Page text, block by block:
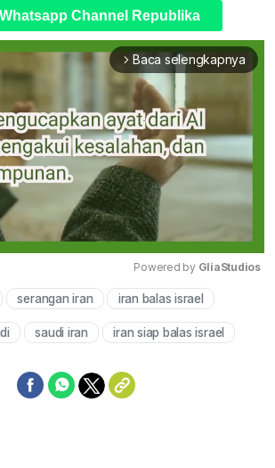
Channel Republika
arrow_forward_ios Baca selengkapnya
Mute
Powered by GliaStudios
serangan iran iran balas israel
saudi iran iran siap balas israel